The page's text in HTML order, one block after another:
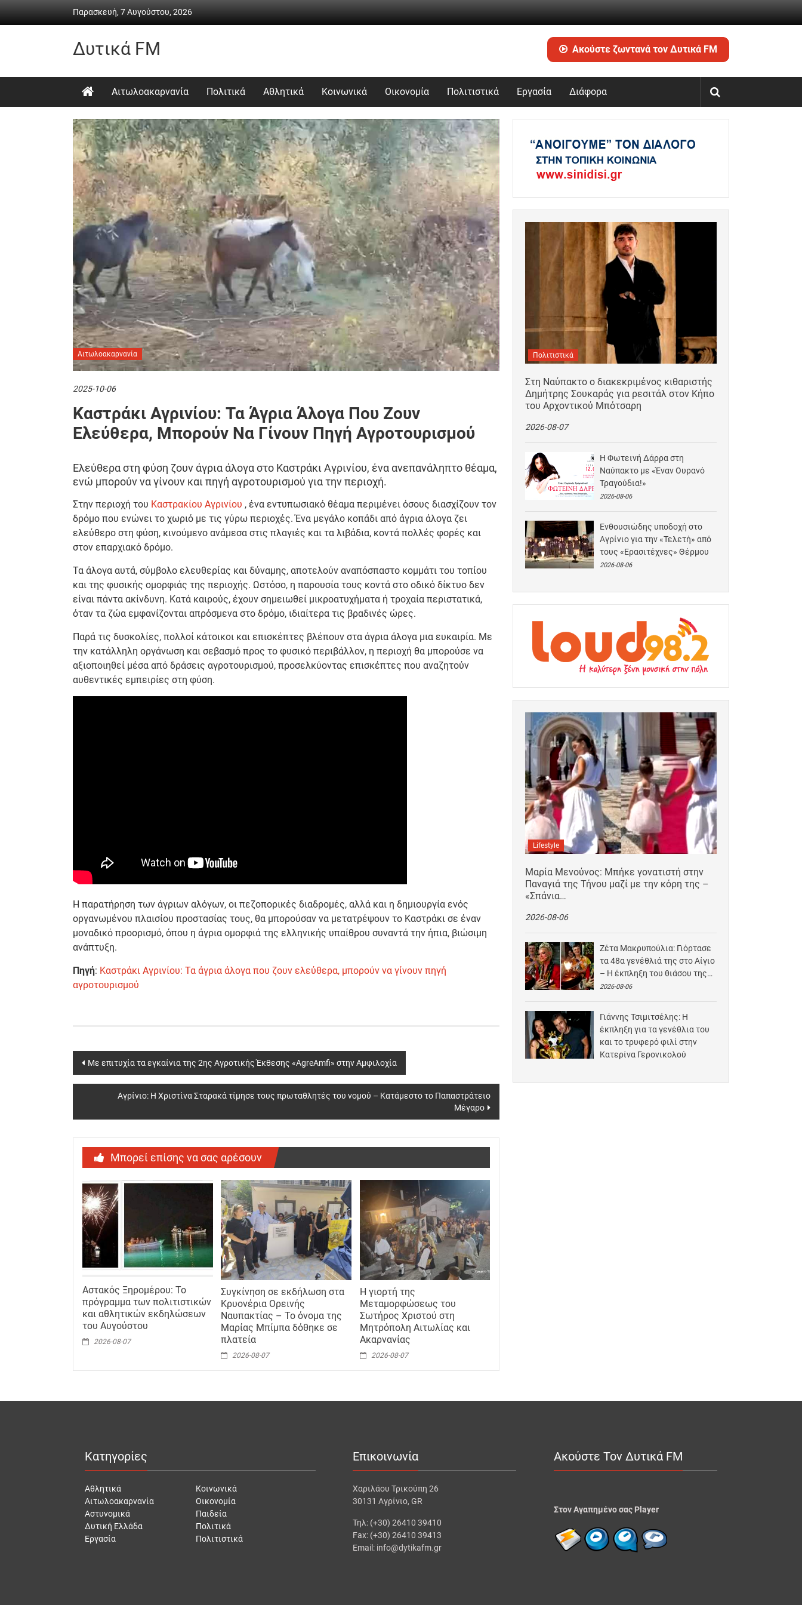
Παρασκευή, 7 Αυγούστου, 2026
Δυτικά FM
Καθημερινή
&
ψυχαγωγία
Ακούστε ζωντανά τον Δυτικά FM
Αιτωλοακαρνανία Πολιτικά Αθλητικά Κοινωνικά Οικονομία Πολιτιστικά Εργασία Διάφορα
Αιτωλοακαρνανία
2025-10-06
Καστράκι Αγρινίου: Τα Άγρια Άλογα Που Ζουν
Ελεύθερα, Μπορούν Να Γίνουν Πηγή Αγροτουρισμού
Ελεύθερα στη φύση ζουν άγρια άλογα στο Καστράκι Αγρινίου, ένα ανεπανάληπτο θέαμα,
ενώ μπορούν να γίνουν και πηγή αγροτουρισμού για την περιοχή.
Στην περιοχή του Καστρακίου Αγρινίου , ένα εντυπωσιακό θέαμα περιμένει όσους διασχίζουν τον
δρόμο που ενώνει το χωριό με τις γύρω περιοχές. Ένα μεγάλο κοπάδι από άγρια άλογα ζει
ελεύθερο στη φύση, κινούμενο ανάμεσα στις πλαγιές και τα λιβάδια, κοντά πολλές φορές και
στον επαρχιακό δρόμο.
Τα άλογα αυτά, σύμβολο ελευθερίας και δύναμης, αποτελούν αναπόσπαστο κομμάτι του τοπίου
και της φυσικής ομορφιάς της περιοχής. Ωστόσο, η παρουσία τους κοντά στο οδικό δίκτυο δεν
είναι πάντα ακίνδυνη. Κατά καιρούς, έχουν σημειωθεί μικροατυχήματα ή τροχαία περιστατικά,
όταν τα ζώα εμφανίζονται απρόσμενα στο δρόμο, ιδιαίτερα τις βραδινές ώρες.
Παρά τις δυσκολίες, πολλοί κάτοικοι και επισκέπτες βλέπουν στα άγρια άλογα μια ευκαιρία. Με
την κατάλληλη οργάνωση και σεβασμό προς το φυσικό περιβάλλον, η περιοχή θα μπορούσε να
αξιοποιηθεί μέσα από δράσεις αγροτουρισμού, προσελκύοντας επισκέπτες που αναζητούν
αυθεντικές εμπειρίες στη φύση.
Η παρατήρηση των άγριων αλόγων, οι πεζοπορικές διαδρομές, αλλά και η δημιουργία ενός
οργανωμένου πλαισίου προστασίας τους, θα μπορούσαν να μετατρέψουν το Καστράκι σε έναν
μοναδικό προορισμό, όπου η άγρια ομορφιά της ελληνικής υπαίθρου συναντά την ήπια, βιώσιμη
ανάπτυξη.
Πηγή: Καστράκι Αγρινίου: Τα άγρια άλογα που ζουν ελεύθερα, μπορούν να γίνουν πηγή
αγροτουρισμού
Post
navigation
Με επιτυχία τα εγκαίνια της 2ης Αγροτικής Έκθεσης «ΑgreAmfi» στην Αμφιλοχία
Αγρίνιο: Η Χριστίνα Σταρακά τίμησε τους πρωταθλητές του νομού – Κατάμεστο το Παπαστράτειο
Μέγαρο
Μπορεί επίσης να σας αρέσουν
Αστακός Ξηρομέρου: Το
πρόγραμμα των πολιτιστικών
και αθλητικών εκδηλώσεων
του Αυγούστου
2026-08-07
Συγκίνηση σε εκδήλωση στα
Κρυονέρια Ορεινής
Ναυπακτίας – Το όνομα της
Μαρίας Μπίμπα δόθηκε σε
πλατεία
2026-08-07
Η γιορτή της
Μεταμορφώσεως του
Σωτήρος Χριστού στη
Μητρόπολη Αιτωλίας και
Ακαρνανίας
2026-08-07
Πολιτιστικά
Στη Ναύπακτο ο διακεκριμένος κιθαριστής
Δημήτρης Σουκαράς για ρεσιτάλ στον Κήπο
του Αρχοντικού Μπότσαρη
2026-08-07
Η Φωτεινή Δάρρα στη
Ναύπακτο με «Έναν Ουρανό
Τραγούδια!»
2026-08-06
Ενθουσιώδης υποδοχή στο
Αγρίνιο για την «Τελετή» από
τους «Ερασιτέχνες» Θέρμου
2026-08-06
Lifestyle
Μαρία Μενούνος: Μπήκε γονατιστή στην
Παναγιά της Τήνου μαζί με την κόρη της –
«Σπάνια…
2026-08-06
Ζέτα Μακρυπούλια: Γιόρτασε
τα 48α γενέθλιά της στο Αίγιο
– Η έκπληξη του θιάσου της…
2026-08-06
Γιάννης Τσιμιτσέλης: Η
έκπληξη για τα γενέθλια του
και το τρυφερό φιλί στην
Κατερίνα Γερονικολού
Κατηγορίες
Αθλητικά
Αιτωλοακαρνανία
Αστυνομικά
Δυτική Ελλάδα
Εργασία
Κοινωνικά
Οικονομία
Παιδεία
Πολιτικά
Πολιτιστικά
Επικοινωνία
Χαριλάου Τρικούπη 26
30131 Αγρίνιο, GR
Τηλ: (+30) 26410 39410
Fax: (+30) 26410 39413
Email: info@dytikafm.gr
Ακούστε Τον Δυτικά FM
Στον Αγαπημένο σας Player